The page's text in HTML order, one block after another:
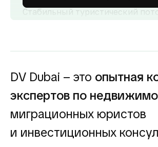
Стабильный туристический
доходность для инвесторов
аренды.
строящуюся
недвижимость
Оплата за объект поступает на
Застройщик сможет получить с
DV Dubai – это опытная
экспертов по
миграционных юристов
и инвестиционных